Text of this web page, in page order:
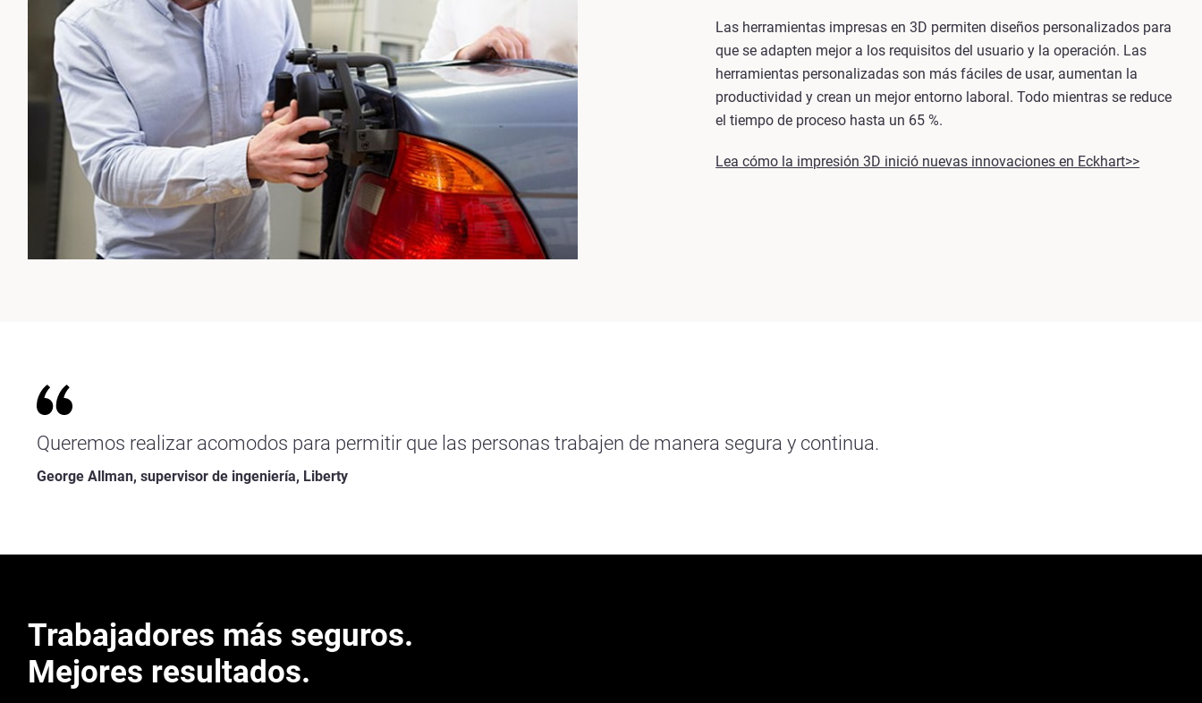
Las herramientas impresas en 3D permiten diseños personalizados para
que se adapten mejor a los requisitos del usuario y la operación. Las
herramientas personalizadas son más fáciles de usar, aumentan la
productividad y crean un mejor entorno laboral. Todo mientras se reduce
el tiempo de proceso hasta un 65 %.
Lea cómo la impresión 3D inició nuevas innovaciones en Eckhart>>
Queremos realizar acomodos para permitir que las personas trabajen de manera segura y continua.
George Allman, supervisor de ingeniería, Liberty
Trabajadores más seguros.
Mejores resultados.